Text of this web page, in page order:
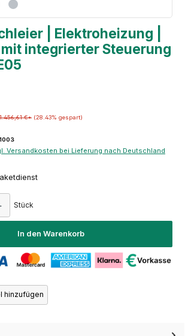
| Elektroheizung |
integrierter Steuerung
1.456,61 €* (28.43% gespart)
Versandkosten bei Lieferung nach Deutschland
Stück
In den Warenkorb
hinzufügen